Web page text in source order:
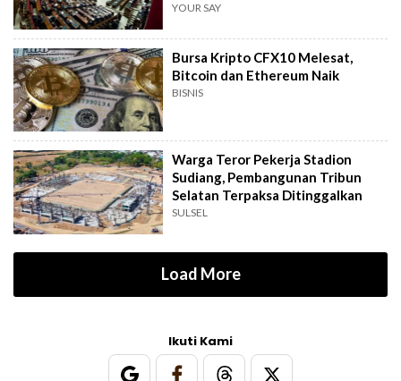
YOUR SAY
Bursa Kripto CFX10 Melesat,
Bitcoin dan Ethereum Naik
BISNIS
Warga Teror Pekerja Stadion
Sudiang, Pembangunan Tribun
Selatan Terpaksa Ditinggalkan
SULSEL
Load More
Ikuti Kami